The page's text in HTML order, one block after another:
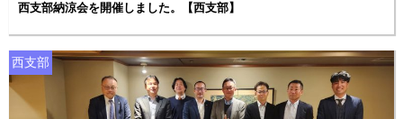
西支部納涼会を開催しました。【西支部】
西支部